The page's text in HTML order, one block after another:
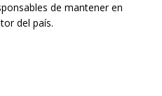
de mantener en
del país.